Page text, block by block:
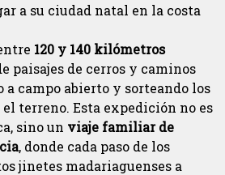
a su ciudad natal en la costa
120 y 140 kilómetros
paisajes de cerros y caminos
campo abierto y sorteando los
terreno. Esta expedición no es
sino un viaje familiar de
, donde cada paso de los
jinetes madariaguenses a